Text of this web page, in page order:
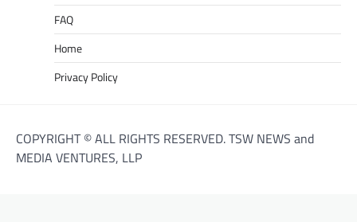
FAQ
Home
Privacy Policy
COPYRIGHT © ALL RIGHTS RESERVED. TSW NEWS and
MEDIA VENTURES, LLP